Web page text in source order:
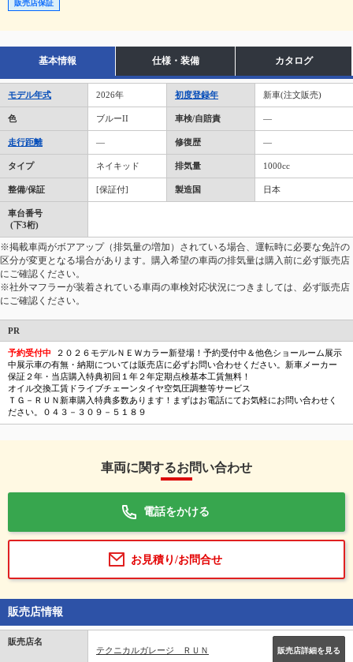
販売店保証
基本情報 仕様・装備 カタログ
モデル年式 2026年 初度登録年 新車(注文販売)
色 ブルーII 車検/自賠責 ―
走行距離 ― 修復歴 ―
タイプ ネイキッド 排気量 1000cc
整備/保証 [保証付] 製造国 日本
車台番号
(下3桁)
※掲載車両がボアアップ（排気量の増加）されている場合、運転時に必要な免許の
区分が変更となる場合があります。購入希望の車両の排気量は購入前に必ず販売店
にご確認ください。
※社外マフラーが装着されている車両の車検対応状況につきましては、必ず販売店
にご確認ください。
PR
予約受付中
２０２６モデルＮＥＷカラー新登場！予約受付中＆他色ショールーム展示
中展示車の有無・納期については販売店に必ずお問い合わせください。新車メーカー
保証２年・当店購入特典初回１年２年定期点検基本工賃無料！
オイル交換工賃ドライブチェーンタイヤ空気圧調整等サービス
ＴＧ－ＲＵＮ新車購入特典多数あります！まずはお電話にてお気軽にお問い合わせく
ださい。０４３－３０９－５１８９
車両に関するお問い合わせ
電話をかける
お見積り/お問合せ
販売店情報
販売店名
テクニカルガレージ ＲＵＮ
販売店詳細を見る